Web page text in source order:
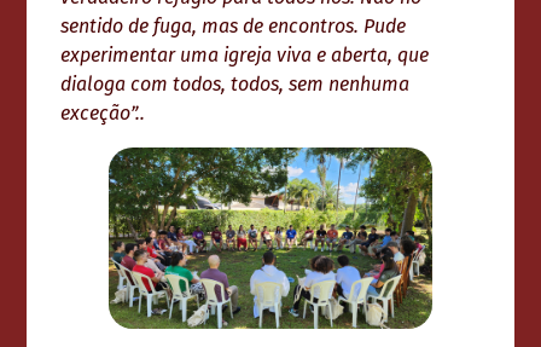
sentido de fuga, mas de encontros. Pude
experimentar uma igreja viva e aberta, que
dialoga com todos, todos, sem nenhuma
exceção”..